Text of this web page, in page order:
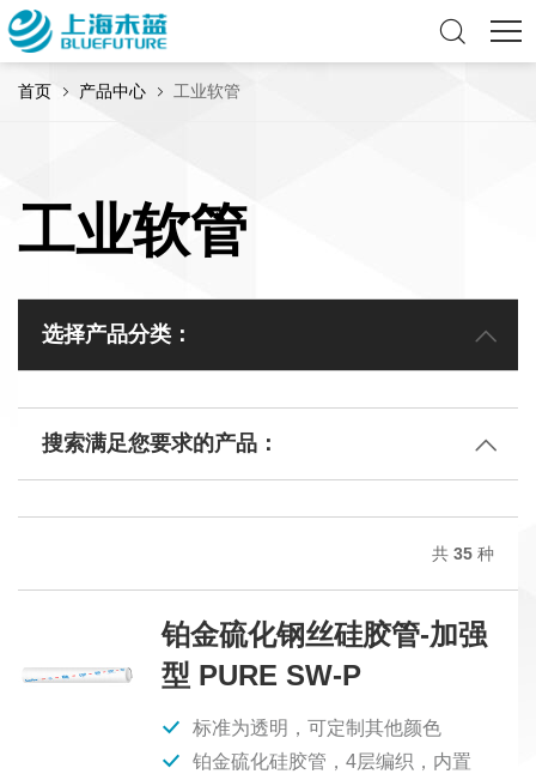
首页 产品中心 工业软管
工业软管
选择产品分类：
搜索满足您要求的产品：
共 35 种
铂金硫化钢丝硅胶管-加强
型 PURE SW-P
标准为透明，可定制其他颜色
铂金硫化硅胶管，4层编织，内置